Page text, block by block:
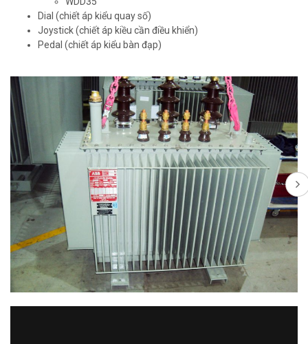
Dial (chiết áp kiểu quay số)
Joystick (chiết áp kiều cần điều khiển)
Pedal (chiết áp kiểu bàn đạp)